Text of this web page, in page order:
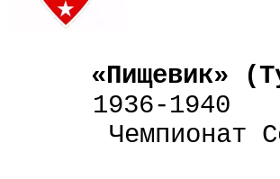
«Пищевик»
1936-1940
Чемпионат